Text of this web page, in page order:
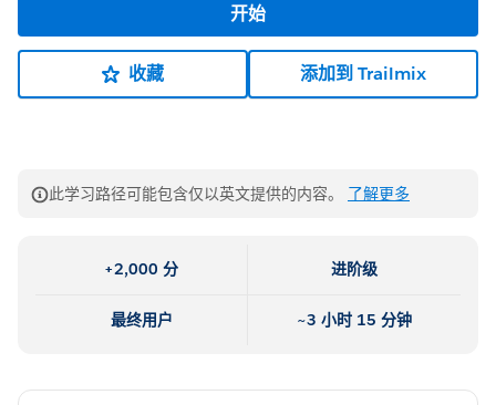
开始
收藏 添加到 Trailmix
此学习路径可能包含仅以英文提供的内容。 了解更多
+2,000 分 进阶级
最终用户 ~3 小时 15 分钟